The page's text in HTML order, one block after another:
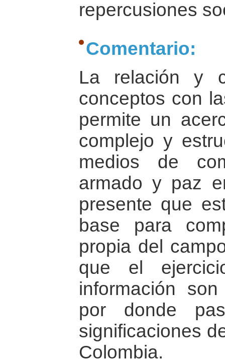
repercusiones
Comentario:
La relación y
conceptos con
permite un
complejo y
medios de
armado y paz
presente que
base para
propia del
que el
información
por donde
significaciones
Colombia.